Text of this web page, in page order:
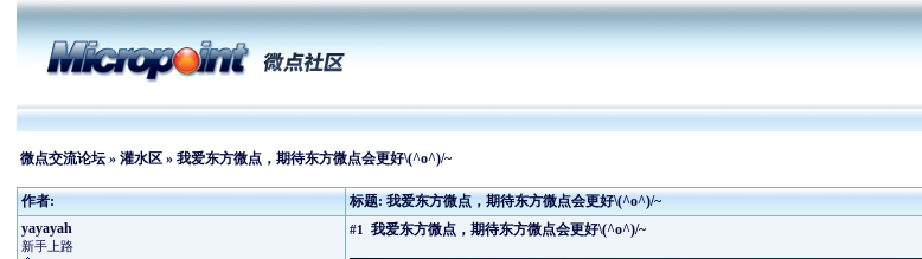
微点交流论坛» 灌水区» 我爱东方微点，期待东方微点会更好\(^o^)/~
作者:
标题: 我爱东方微点，期待东方微点会更好\(^o^)/~
yayayah
新手上路
#1 我爱东方微点，期待东方微点会更好\(^o^)/~